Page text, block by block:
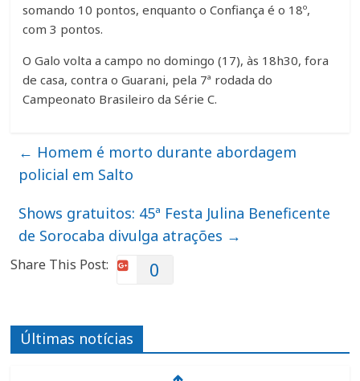
somando 10 pontos, enquanto o Confiança é o 18º,
com 3 pontos.
O Galo volta a campo no domingo (17), às 18h30, fora
de casa, contra o Guarani, pela 7ª rodada do
Campeonato Brasileiro da Série C.
← Homem é morto durante abordagem
policial em Salto
Shows gratuitos: 45ª Festa Julina Beneficente
de Sorocaba divulga atrações →
Share This Post: 0
Últimas notícias